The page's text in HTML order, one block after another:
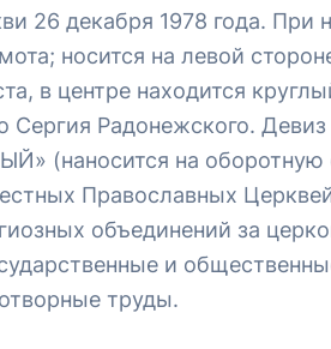
26 декабря 1978 года. При
носится на левой
в центре находится
Сергия Радонежского. Девиз
(наносится на оборотную
Православных
объединений за
и
труды.